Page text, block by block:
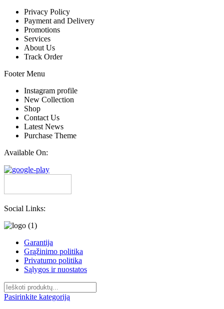
Privacy Policy
Payment and Delivery
Promotions
Services
About Us
Track Order
Footer Menu
Instagram profile
New Collection
Shop
Contact Us
Latest News
Purchase Theme
Available On:
Social Links:
Garantija
Grąžinimo politika
Privatumo politika
Sąlygos ir nuostatos
Pasirinkite kategoriją